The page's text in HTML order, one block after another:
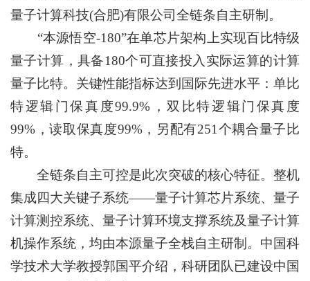
量子计算科技(合肥)有限公司全链条自主研制。
“本源悟空-180”在单芯片架构上实现百比特级
量子计算，具备180个可直接投入实际运算的计算
量子比特。关键性能指标达到国际先进水平：单比
特逻辑门保真度99.9%，双比特逻辑门保真度
99%，读取保真度99%，另配有251个耦合量子比
特。
全链条自主可控是此次突破的核心特征。整机
集成四大关键子系统——量子计算芯片系统、量子
计算测控系统、量子计算环境支撑系统及量子计算
机操作系统，均由本源量子全栈自主研制。中国科
学技术大学教授郭国平介绍，科研团队已建设中国